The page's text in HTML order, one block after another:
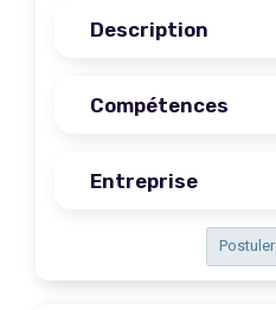
Postuler
Description
Compétences
Entreprise